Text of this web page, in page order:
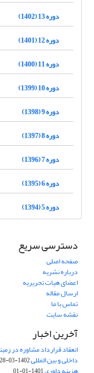
دوره 13 (1402)
دوره 12 (1401)
دوره 11 (1400)
دوره 10 (1399)
دوره 9 (1398)
دوره 8 (1397)
دوره 7 (1396)
دوره 6 (1395)
دوره 5 (1394)
دسترسی سریع
صفحه اصلی
درباره نشریه
اعضای هیات تحریریه
ارسال مقاله
تماس با ما
نقشه سایت
آخرین اخبار
انعقاد قرارداد مشاوره در
داخلی و بین المللی1402-03-28